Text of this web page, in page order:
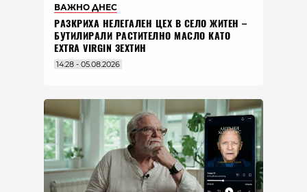
ВАЖНО ДНЕС
РАЗКРИХА НЕЛЕГАЛЕН ЦЕХ В СЕЛО ЖИТЕН –
БУТИЛИРАЛИ РАСТИТЕЛНО МАСЛО КАТО
EXTRA VIRGIN ЗЕХТИН
14:28 - 05.08.2026